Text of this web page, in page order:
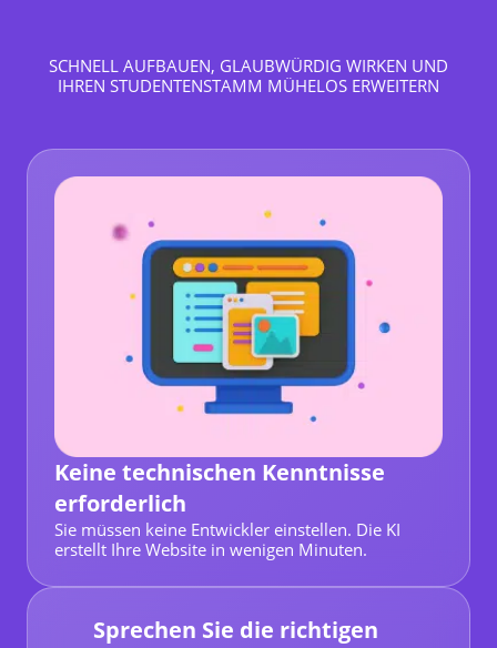
SCHNELL AUFBAUEN, GLAUBWÜRDIG WIRKEN UND
IHREN STUDENTENSTAMM MÜHELOS ERWEITERN
Keine technischen Kenntnisse
erforderlich
Sie müssen keine Entwickler einstellen. Die KI
erstellt Ihre Website in wenigen Minuten.
Sprechen Sie die richtigen